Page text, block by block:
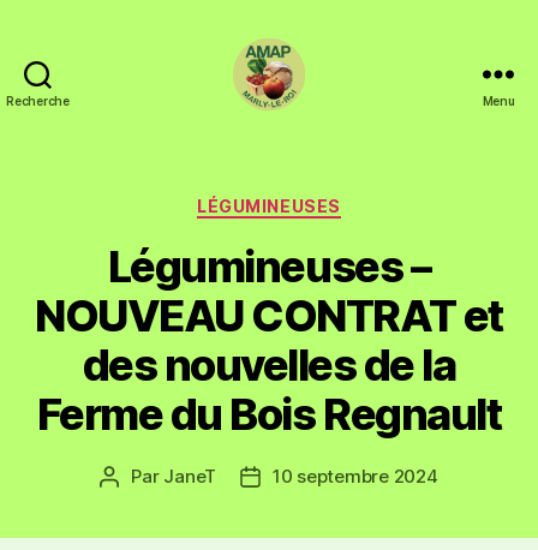
Recherche Menu
LÉGUMINEUSES
Légumineuses –
NOUVEAU CONTRAT et
des nouvelles de la
Ferme du Bois Regnault
Par JaneT 10 septembre 2024